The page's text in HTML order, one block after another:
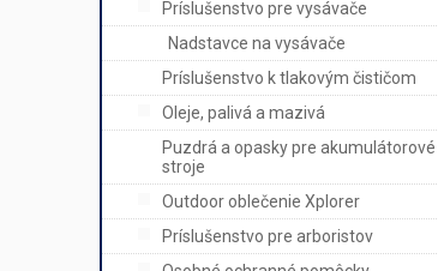
Príslušenstvo pre vysávače
Nadstavce na vysávače
Príslušenstvo k tlakovým čističom
Oleje, palivá a mazivá
Puzdrá a opasky pre akumulátorové
stroje
Outdoor oblečenie Xplorer
Príslušenstvo pre arboristov